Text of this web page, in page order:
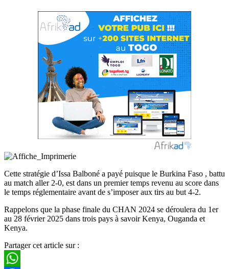
Cette stratégie d’Issa Balboné a payé puisque le Burkina Faso , battu
au match aller 2-0, est dans un premier temps revenu au score dans
le temps réglementaire avant de s’imposer aux tirs au but 4-2.
Rappelons que la phase finale du CHAN 2024 se déroulera du 1er
au 28 février 2025 dans trois pays à savoir Kenya, Ouganda et
Kenya.
Partager cet article sur :